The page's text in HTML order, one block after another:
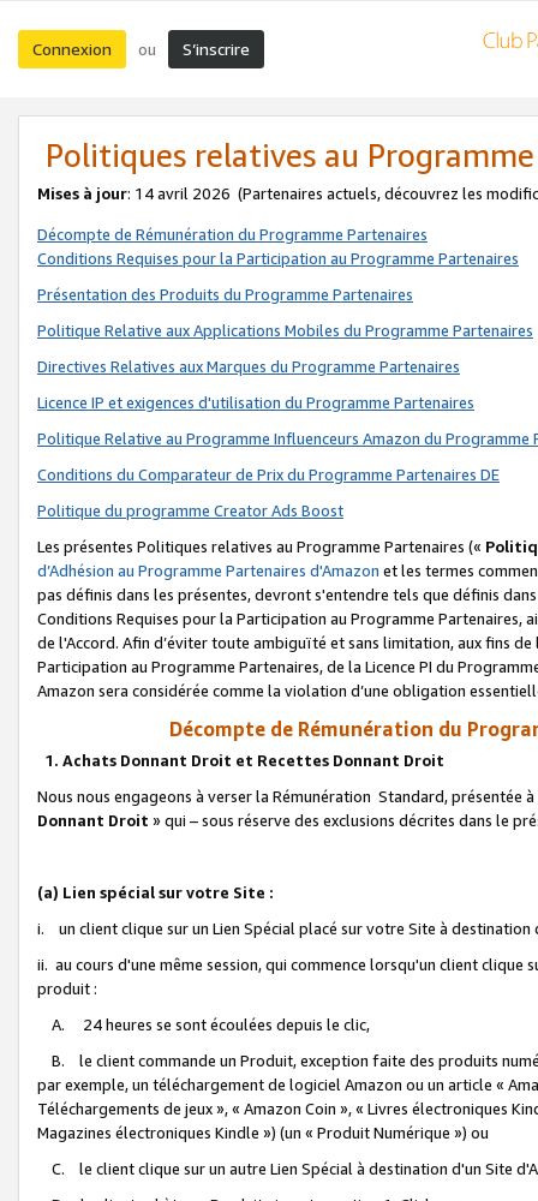
Connexion ou S’inscrire
Politiques relatives au
Mises à jour: 14 avril 2026 (Partenaires actuels, découvrez les
Décompte de Rémunération du Programme Partenaires
Conditions Requises pour la Participation au Programme Partenaires
Présentation des Produits du Programme Partenaires
Politique Relative aux Applications Mobiles du Programme Partenaires
Directives Relatives aux Marques du Programme Partenaires
Licence IP et exigences d'utilisation du Programme Partenaires
Politique Relative au Programme Influenceurs Amazon du Programme
Conditions du Comparateur de Prix du Programme Partenaires DE
Politique du programme Creator Ads Boost
Les présentes Politiques relatives au Programme Partenaires («
d’Adhésion au Programme Partenaires d'Amazon et les termes
pas définis dans les présentes, devront s'entendre tels que définis
Conditions Requises pour la Participation au Programme Partenaires,
de l'Accord. Afin d’éviter toute ambiguïté et sans limitation, aux fins
Participation au Programme Partenaires, de la Licence PI du
Amazon sera considérée comme la violation d’une obligation
Décompte de Rémunération du
1. Achats Donnant Droit et Recettes Donnant Droit
Nous nous engageons à verser la Rémunération Standard, présentée
Donnant Droit » qui – sous réserve des exclusions décrites dans le
(a) Lien spécial sur votre Site :
i. un client clique sur un Lien Spécial placé sur votre Site à destination
ii. au cours d'une même session, qui commence lorsqu'un client
produit :
A. 24 heures se sont écoulées depuis le clic,
B. le client commande un Produit, exception faite des produits
par exemple, un téléchargement de logiciel Amazon ou un article «
Téléchargements de jeux », « Amazon Coin », « Livres électroniques
Magazines électroniques Kindle ») (un « Produit Numérique ») ou
C. le client clique sur un autre Lien Spécial à destination d'un Site